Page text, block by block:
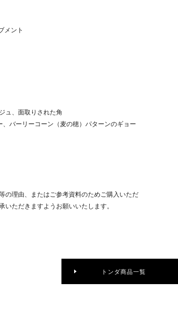
メント
ュ、面取りされた角
バーリーコーン（麦の穂）パターンのギョー
の理由、またはご参考資料のためご購入いただ
ただきますようお願いいたします。
トンダ商品一覧